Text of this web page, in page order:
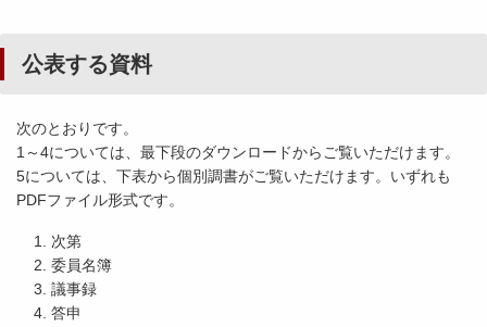
公表する資料
次のとおりです。
1～4については、最下段のダウンロードからご覧いただけます。
5については、下表から個別調書がご覧いただけます。いずれも
PDFファイル形式です。
次第
委員名簿
議事録
答申